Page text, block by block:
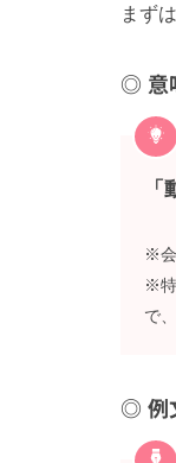
まず
意
※会
※
で
例